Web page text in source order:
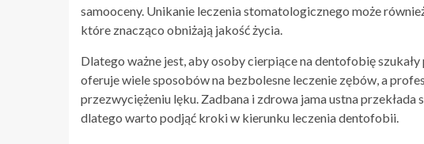
samooceny. Unikanie leczenia stomatologicznego może
które znacząco obniżają jakość życia.
Dlatego ważne jest, aby osoby cierpiące na dentofobię
oferuje wiele sposobów na bezbolesne leczenie zębów, a
przezwyciężeniu lęku. Zadbana i zdrowa jama ustna
dlatego warto podjąć kroki w kierunku leczenia dentofobii.